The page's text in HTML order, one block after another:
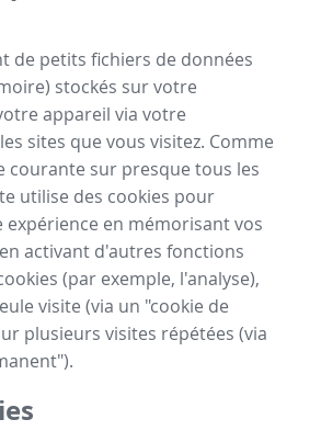
de petits fichiers de données
stockés sur votre
appareil via votre
sites que vous visitez. Comme
courante sur presque tous les
utilise des cookies pour
en mémorisant vos
activant d'autres fonctions
(par exemple, l'analyse),
visite (via un "cookie de
plusieurs visites répétées (via